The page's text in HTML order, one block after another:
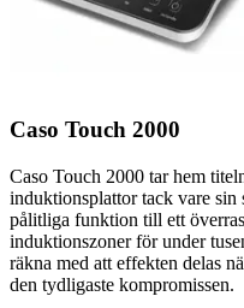
Caso Touch 2000
Caso Touch 2000 tar hem
induktionsplattor tack vare sin
pålitliga funktion till ett
induktionszoner för under
räkna med att effekten delas
den tydligaste kompromissen.